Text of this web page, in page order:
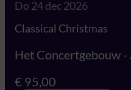
Do 24 dec 2026
Classical Christmas
Het Concertgebouw
€ 95,00